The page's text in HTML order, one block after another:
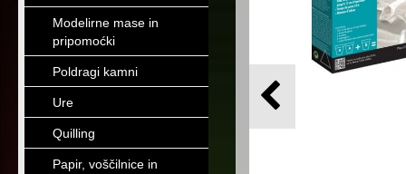
Modelirne mase in
pripomoćki
Poldragi kamni
Ure
Quilling
Papir, voščilnice in